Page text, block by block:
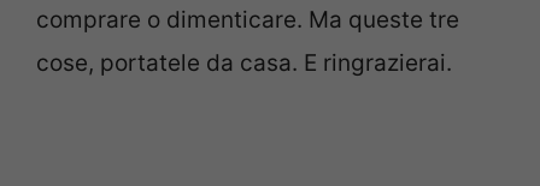
comprare o dimenticare. Ma queste tre
cose, portatele da casa. E ringrazierai.